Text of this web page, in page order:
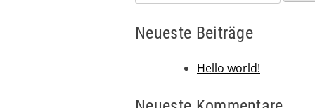
nach:
Neueste Beiträge
Hello world!